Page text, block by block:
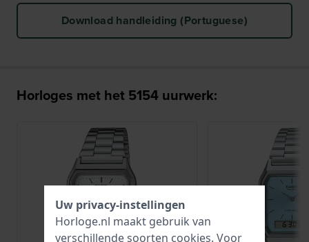
Download handleiding (Portuguese)
Horloges met het 5154 uurwerk:
Uw privacy-instellingen
Horloge.nl maakt gebruik van
verschillende soorten cookies. Voor